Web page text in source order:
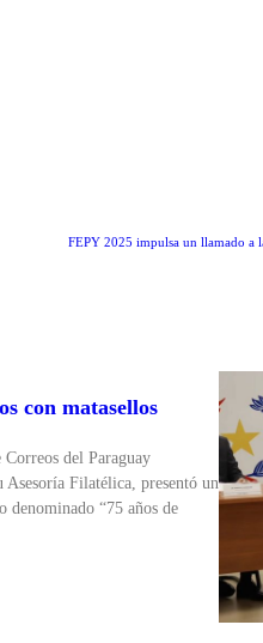
FEPY 2025 impulsa un llamado a
con matasellos
del Paraguay
Asesoría Filatélica, presentó un
denominado “75 años de